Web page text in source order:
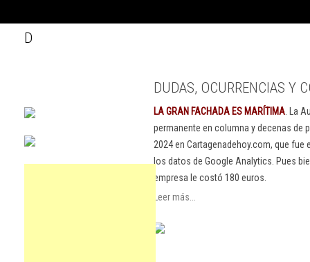
D
DUDAS, OCURRENCIAS Y
LA GRAN FACHADA ES MARÍTIMA . La
permanente en columna y decenas
2024 en Cartagenadehoy.com, que
los datos de Google Analytics. Pues
empresa le costó 180 euros.
Leer más...